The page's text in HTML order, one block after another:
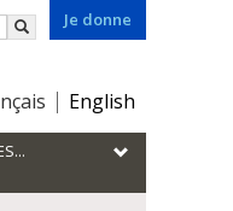
Je donne
English
Rechercher